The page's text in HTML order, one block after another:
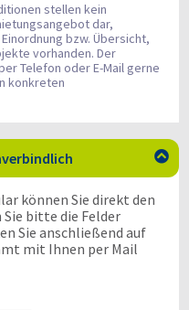
stellen kein
dar,
bzw. Übersicht,
vorhanden. Der
Telefon oder E-Mail gerne
konkreten

können Sie direkt den
bitte die Felder
Sie anschließend auf
mit Ihnen per Mail